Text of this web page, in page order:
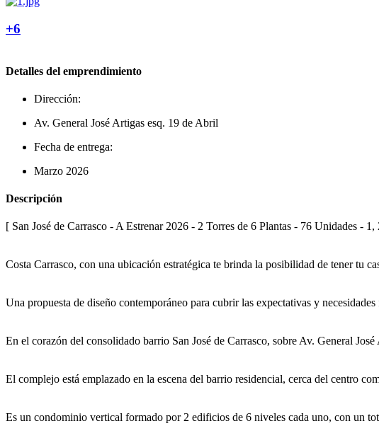
+6
Detalles del emprendimiento
Dirección:
Av. General José Artigas esq. 19 de Abril
Fecha de entrega:
Marzo 2026
Descripción
[ San José de Carrasco - A Estrenar 2026 - 2 Torres de 6 Plantas - 76 Unidades -
Costa Carrasco, con una ubicación estratégica te brinda la posibilidad de tener tu
Una propuesta de diseño contemporáneo para cubrir las expectativas y
En el corazón del consolidado barrio San José de Carrasco, sobre Av. General
El complejo está emplazado en la escena del barrio residencial, cerca del centro
Es un condominio vertical formado por 2 edificios de 6 niveles cada uno, con un